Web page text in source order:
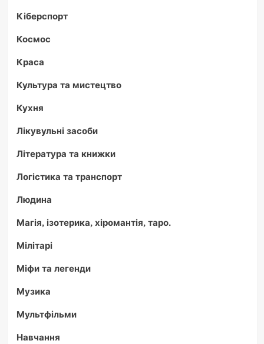
Кіберспорт
Космос
Краса
Культура та мистецтво
Кухня
Лікувульні засоби
Література та книжки
Логістика та транспорт
Людина
Магія, ізотерика, хіромантія, таро.
Мілітарі
Міфи та легенди
Музика
Мультфільми
Навчання